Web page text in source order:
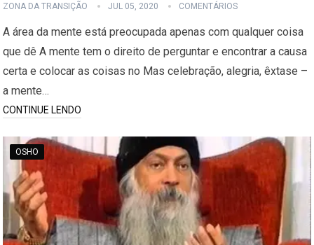
ZONA DA TRANSIÇÃO JUL 05, 2020 COMENTÁRIOS
A área da mente está preocupada apenas com qualquer coisa
que dê A mente tem o direito de perguntar e encontrar a causa
certa e colocar as coisas no Mas celebração, alegria, êxtase –
a mente…
CONTINUE LENDO
OSHO